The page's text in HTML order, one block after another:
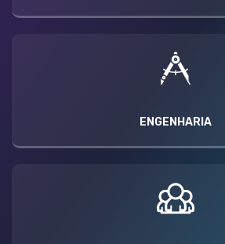
ENGENHARIA